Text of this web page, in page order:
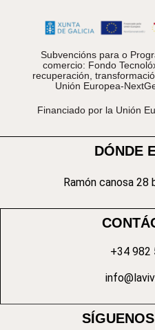
Subvencións para o
comercio: Fondo
recuperación,
Unión Europea-
Financiado por la Unión
DÓNDE
Ramón canosa 28
+34 982